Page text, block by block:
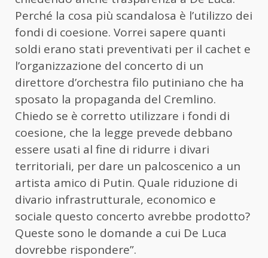
Perché la cosa più scandalosa è l’utilizzo dei
fondi di coesione. Vorrei sapere quanti
soldi erano stati preventivati per il cachet e
l’organizzazione del concerto di un
direttore d’orchestra filo putiniano che ha
sposato la propaganda del Cremlino.
Chiedo se è corretto utilizzare i fondi di
coesione, che la legge prevede debbano
essere usati al fine di ridurre i divari
territoriali, per dare un palcoscenico a un
artista amico di Putin. Quale riduzione di
divario infrastrutturale, economico e
sociale questo concerto avrebbe prodotto?
Queste sono le domande a cui De Luca
dovrebbe rispondere”.